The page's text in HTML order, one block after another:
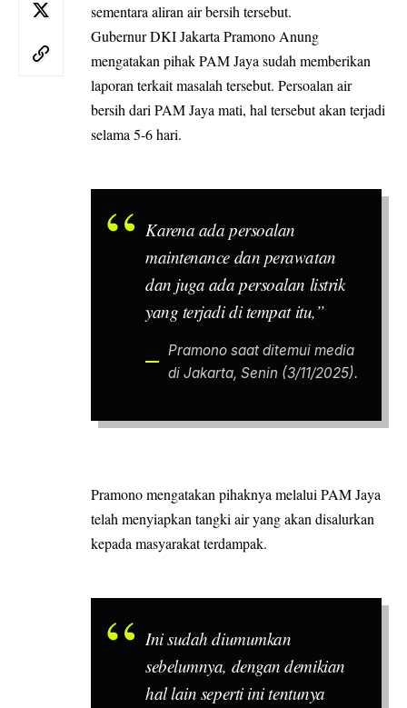
sementara aliran air bersih tersebut.
Gubernur DKI Jakarta Pramono Anung
mengatakan pihak PAM Jaya sudah memberikan
laporan terkait masalah tersebut. Persoalan air
bersih dari PAM Jaya mati, hal tersebut akan terjadi
selama 5-6 hari.
Karena ada persoalan
maintenance dan perawatan
dan juga ada persoalan listrik
yang terjadi di tempat itu,”
Pramono saat ditemui media
di Jakarta, Senin (3/11/2025).
Pramono mengatakan pihaknya melalui PAM Jaya
telah menyiapkan tangki air yang akan disalurkan
kepada masyarakat terdampak.
Ini sudah diumumkan
sebelumnya, dengan demikian
hal lain seperti ini tentunya